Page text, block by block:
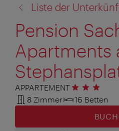
zu:
Liste der
Pension
Apartments
APPARTEMENT3 Sterne
8 Zimmer
16 Betten